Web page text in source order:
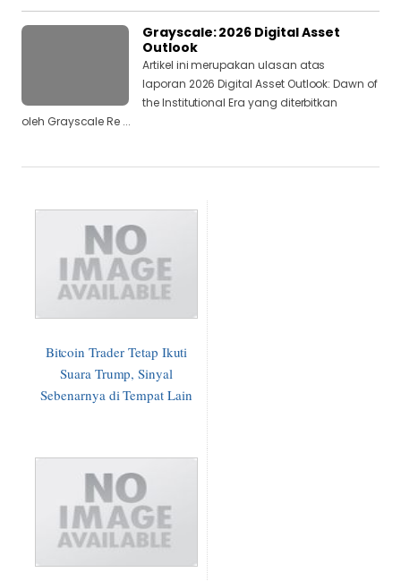
Grayscale: 2026 Digital Asset
Outlook
Artikel ini merupakan ulasan atas
laporan 2026 Digital Asset Outlook: Dawn of
the Institutional Era yang diterbitkan
oleh Grayscale Re ...
Bitcoin Trader Tetap Ikuti
Suara Trump, Sinyal
Sebenarnya di Tempat Lain